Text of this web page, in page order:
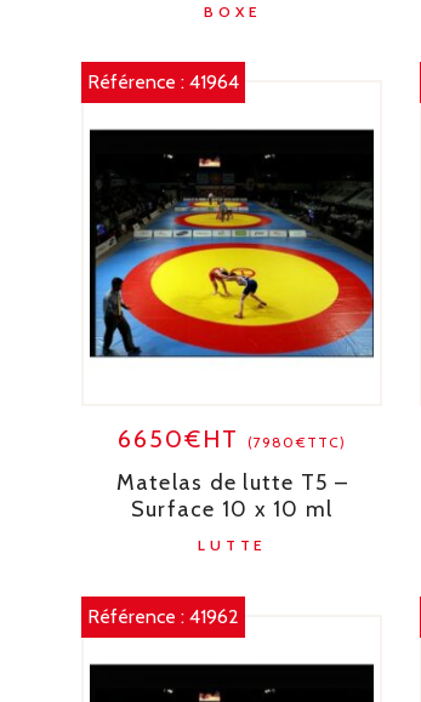
BOXE
Référence :41964
6650€HT (7980€TTC)
Matelas de lutte T5 –
Surface 10 x 10 ml
LUTTE
Référence :41962